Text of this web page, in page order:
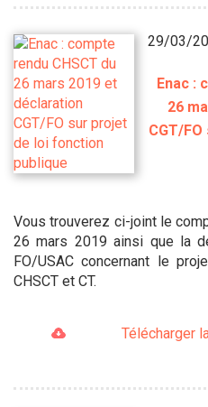
29/03/
Enac :
26
CGT/
Vous trouverez ci-joint le
26 mars 2019 ainsi que la
FO/USAC concernant le
CHSCT et CT.
Télécharger